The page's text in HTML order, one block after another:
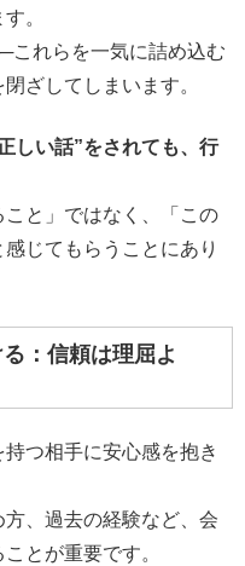
。
これらを一気に詰め込む
ざしてしまいます。
しい話”をされても、行
と」ではなく、「この
じてもらうことにあり
：信頼は理屈よ
つ相手に安心感を抱き
、過去の経験など、会
とが重要です。